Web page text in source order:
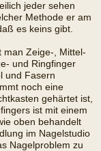
jeder sehen
Methode er am
es keins gibt.
man Zeige-, Mittel-
und Ringfinger
und Fasern
noch eine
gehärtet ist,
ist mit einem
oben behandelt
im Nagelstudio
Nagelproblem zu